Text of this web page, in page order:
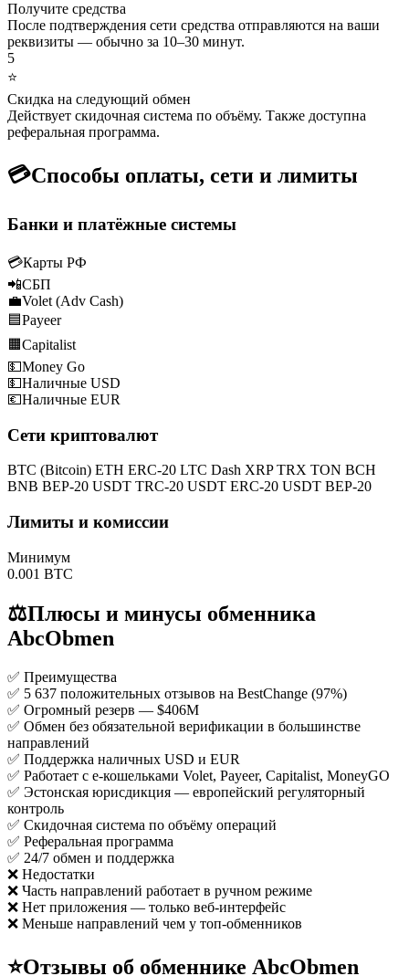
Получите средства
После подтверждения сети средства отправляются на ваши
реквизиты — обычно за 10–30 минут.
5
⭐
Скидка на следующий обмен
Действует скидочная система по объёму. Также доступна
реферальная программа.
💳Способы оплаты, сети и лимиты
Банки и платёжные системы
💳Карты РФ
📲СБП
💼Volet (Adv Cash)
🟦Payeer
🟧Capitalist
💵Money Go
💵Наличные USD
💶Наличные EUR
Сети криптовалют
BTC (Bitcoin) ETH ERC-20 LTC Dash XRP TRX TON BCH
BNB BEP-20 USDT TRC-20 USDT ERC-20 USDT BEP-20
Лимиты и комиссии
Минимум
0.001 BTC
⚖️Плюсы и минусы обменника
AbcObmen
✅ Преимущества
✅ 5 637 положительных отзывов на BestChange (97%)
✅ Огромный резерв — $406M
✅ Обмен без обязательной верификации в большинстве
направлений
✅ Поддержка наличных USD и EUR
✅ Работает с e-кошельками Volet, Payeer, Capitalist, MoneyGO
✅ Эстонская юрисдикция — европейский регуляторный
контроль
✅ Скидочная система по объёму операций
✅ Реферальная программа
✅ 24/7 обмен и поддержка
❌ Недостатки
❌ Часть направлений работает в ручном режиме
❌ Нет приложения — только веб-интерфейс
❌ Меньше направлений чем у топ-обменников
⭐Отзывы об обменнике AbcObmen